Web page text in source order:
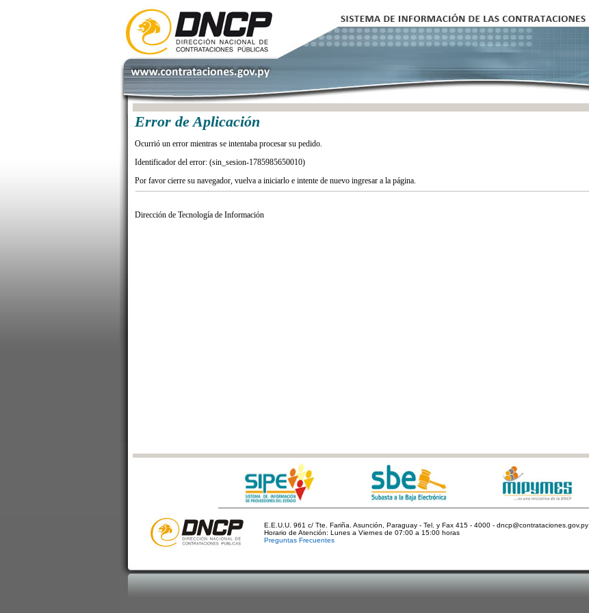
Error de Aplicación
Ocurrió un error mientras se intentaba procesar su pedido.
Identificador del error: (sin_sesion-1785985650010)
Por favor cierre su navegador, vuelva a iniciarlo e intente de nuevo ingresar a la página.
Dirección de Tecnología de Información
E.E.U.U. 961 c/ Tte. Fariña. Asunción, Paraguay - Tel. y Fax 415 - 4000 - dncp@contrataciones.gov.py
Horario de Atención: Lunes a Viernes de 07:00 a 15:00 horas
Preguntas Frecuentes